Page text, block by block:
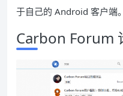
于自己的 Android 客户端。
Carbon Forum